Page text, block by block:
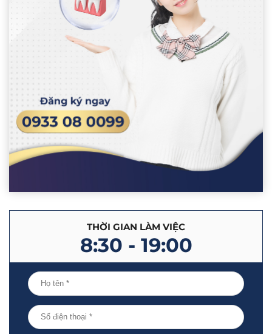
THỜI GIAN LÀM VIỆC
8:30 - 19:00